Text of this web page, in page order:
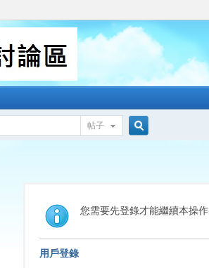
帖子
索
您需要先登錄才能繼續本操作
用戶登錄